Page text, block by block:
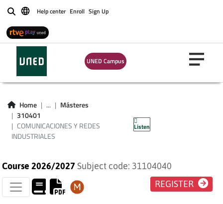
BuscarHelp center Enroll Sign Up
UNED Campus
Home ...
Másteres
310401
COMUNICACIONES Y REDES
INDUSTRIALES
Listen
COMUNICACIONES Y
REDES
INDUSTRIALES
Course 2026/2027 Subject code: 31104040
REGISTER